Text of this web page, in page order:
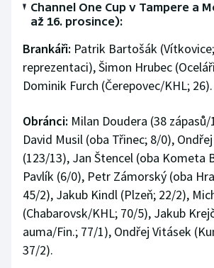
Channel One Cup v Tampere a
až 16. prosince):
Brankáři: Patrik Bartošák
reprezentaci), Šimon Hrubec
Dominik Furch (Čerepovec/KHL; 26).
Obránci: Milan Doudera (38
David Musil (oba Třinec; 8/0),
(123/13), Jan Štencel (oba Kometa
Pavlík (6/0), Petr Zámorský (oba
45/2), Jakub Kindl (Plzeň; 22/2),
(Chabarovsk/KHL; 70/5), Jakub
auma/Fin.; 77/1), Ondřej Vitásek
37/2).